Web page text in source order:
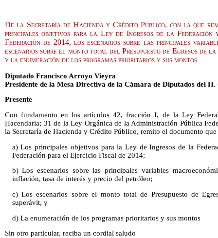
De la Secretaría de Hacienda y Crédito Público, con la que
principales objetivos para la Ley de Ingresos de la Federación
Federación de 2014, los escenarios sobre las principales
escenarios sobre el monto total del Presupuesto de Egresos de
y la enumeración de los programas prioritarios y sus montos
Diputado Francisco Arroyo Vieyra
Presidente de la Mesa Directiva de la Cámara de Diputados del H.
Presente
Con fundamento en los artículos 42, fracción I, de la Ley
Hacendaria; 31 de la Ley Orgánica de la Administración Pública
la Secretaría de Hacienda y Crédito Público, remito el documento
a) Los principales objetivos para la Ley de Ingresos de la
Federación para el Ejercicio Fiscal de 2014;
b) Los escenarios sobre las principales variables
inflación, tasa de interés y precio del petróleo;
c) Los escenarios sobre el monto total de Presupuesto de
superávit, y
d) La enumeración de los programas prioritarios y sus montos
Sin otro particular, reciba un cordial saludo